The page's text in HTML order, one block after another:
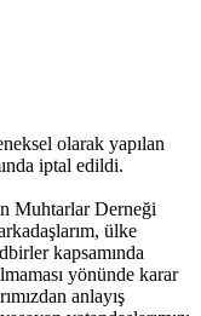
olarak yapılan
iptal edildi.
Muhtarlar Derneği
ülke
kapsamında
yönünde karar
anlayış